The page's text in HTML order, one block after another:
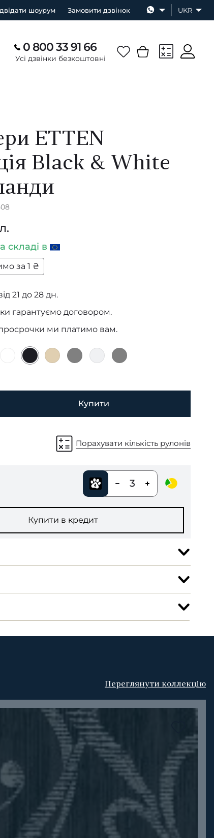
шоурум Замовити дзвінок UKR
0 800 33 91 66
Усі дзвінки безкоштовні
ETTEN
Black & White
складі в
за 1 ₴
21 до 28 дн.
гарантуємо договором.
ми платимо вам.
Купити
Порахувати кількість рулонів
3
Купити в кредит
Переглянути коллекцію